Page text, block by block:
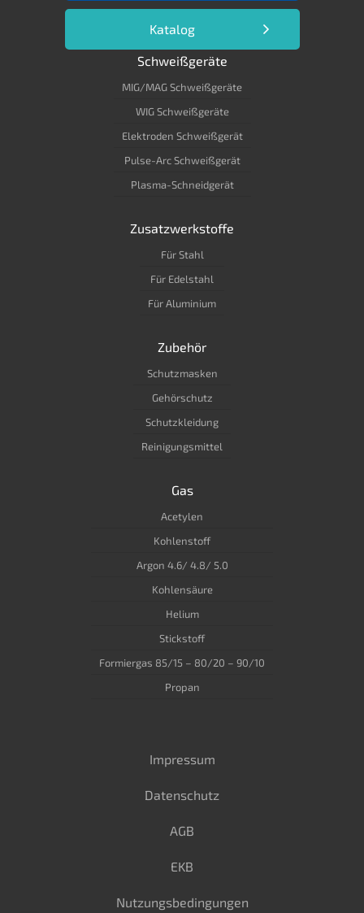
Katalog
Schweißgeräte
MIG/MAG Schweißgeräte
WIG Schweißgeräte
Elektroden Schweißgerät
Pulse-Arc Schweißgerät
Plasma-Schneidgerät
Zusatzwerkstoffe
Für Stahl
Für Edelstahl
Für Aluminium
Zubehör
Schutzmasken
Gehörschutz
Schutzkleidung
Reinigungsmittel
Gas
Acetylen
Kohlenstoff
Argon 4.6/ 4.8/ 5.0
Kohlensäure
Helium
Stickstoff
Formiergas 85/15 – 80/20 – 90/10
Propan
Impressum
Datenschutz
AGB
EKB
Nutzungsbedingungen